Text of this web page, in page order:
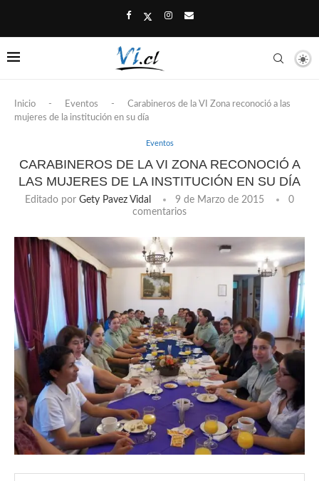
Inicio - Eventos -
Carabineros de la VI Zona reconoció a las
mujeres de la institución en su día
Eventos
CARABINEROS DE LA VI ZONA RECONOCIÓ A
LAS MUJERES DE LA INSTITUCIÓN EN SU DÍA
Editado por Gety Pavez Vidal 9 de Marzo de 2015
0
comentarios